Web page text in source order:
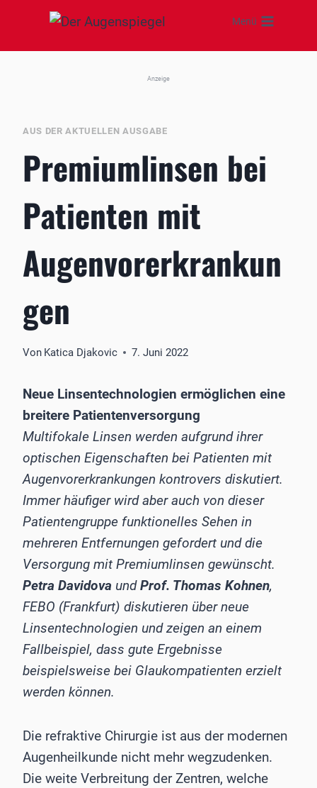
springen
Menü
Anzeige
AUS DER AKTUELLEN AUSGABE
Premiumlinsen bei
Patienten mit
Augenvorerkrankun
gen
Von Katica Djakovic 7. Juni 2022
Neue Linsentechnologien ermöglichen eine
breitere Patientenversorgung
Multifokale Linsen werden aufgrund ihrer
optischen Eigenschaften bei Patienten mit
Augenvorerkrankungen kontrovers diskutiert.
Immer häufiger wird aber auch von dieser
Patientengruppe funktionelles Sehen in
mehreren Entfernungen gefordert und die
Versorgung mit Premiumlinsen gewünscht.
Petra Davidova undProf. Thomas Kohnen,
FEBO (Frankfurt) diskutieren über neue
Linsentechnologien und zeigen an einem
Fallbeispiel, dass gute Ergebnisse
beispielsweise bei Glaukompatienten erzielt
werden können.
Die refraktive Chirurgie ist aus der modernen
Augenheilkunde nicht mehr wegzudenken.
Die weite Verbreitung der Zentren, welche